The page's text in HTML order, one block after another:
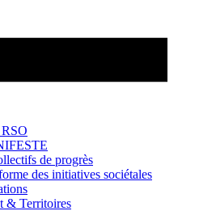
de progrès
des initiatives sociétales
& Territoires